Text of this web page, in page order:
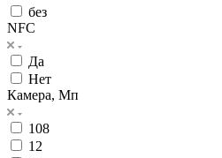
без
NFC
Да
Нет
Камера, Мп
108
12